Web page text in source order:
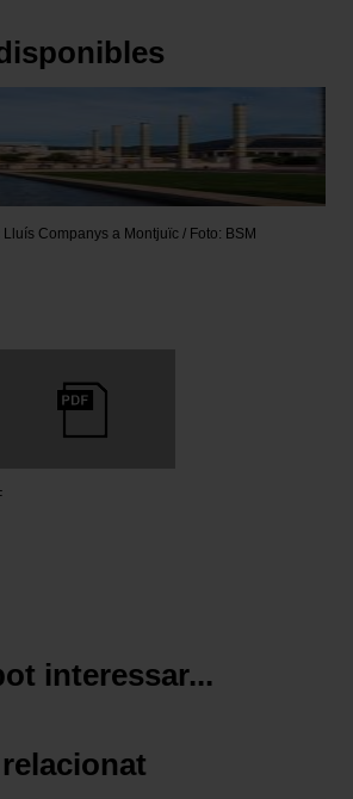
Companys a Montjuïc / Foto: BSM
interessar...